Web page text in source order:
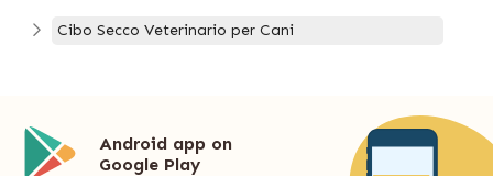
Cibo Secco Veterinario per Cani
Android app on
Google Play